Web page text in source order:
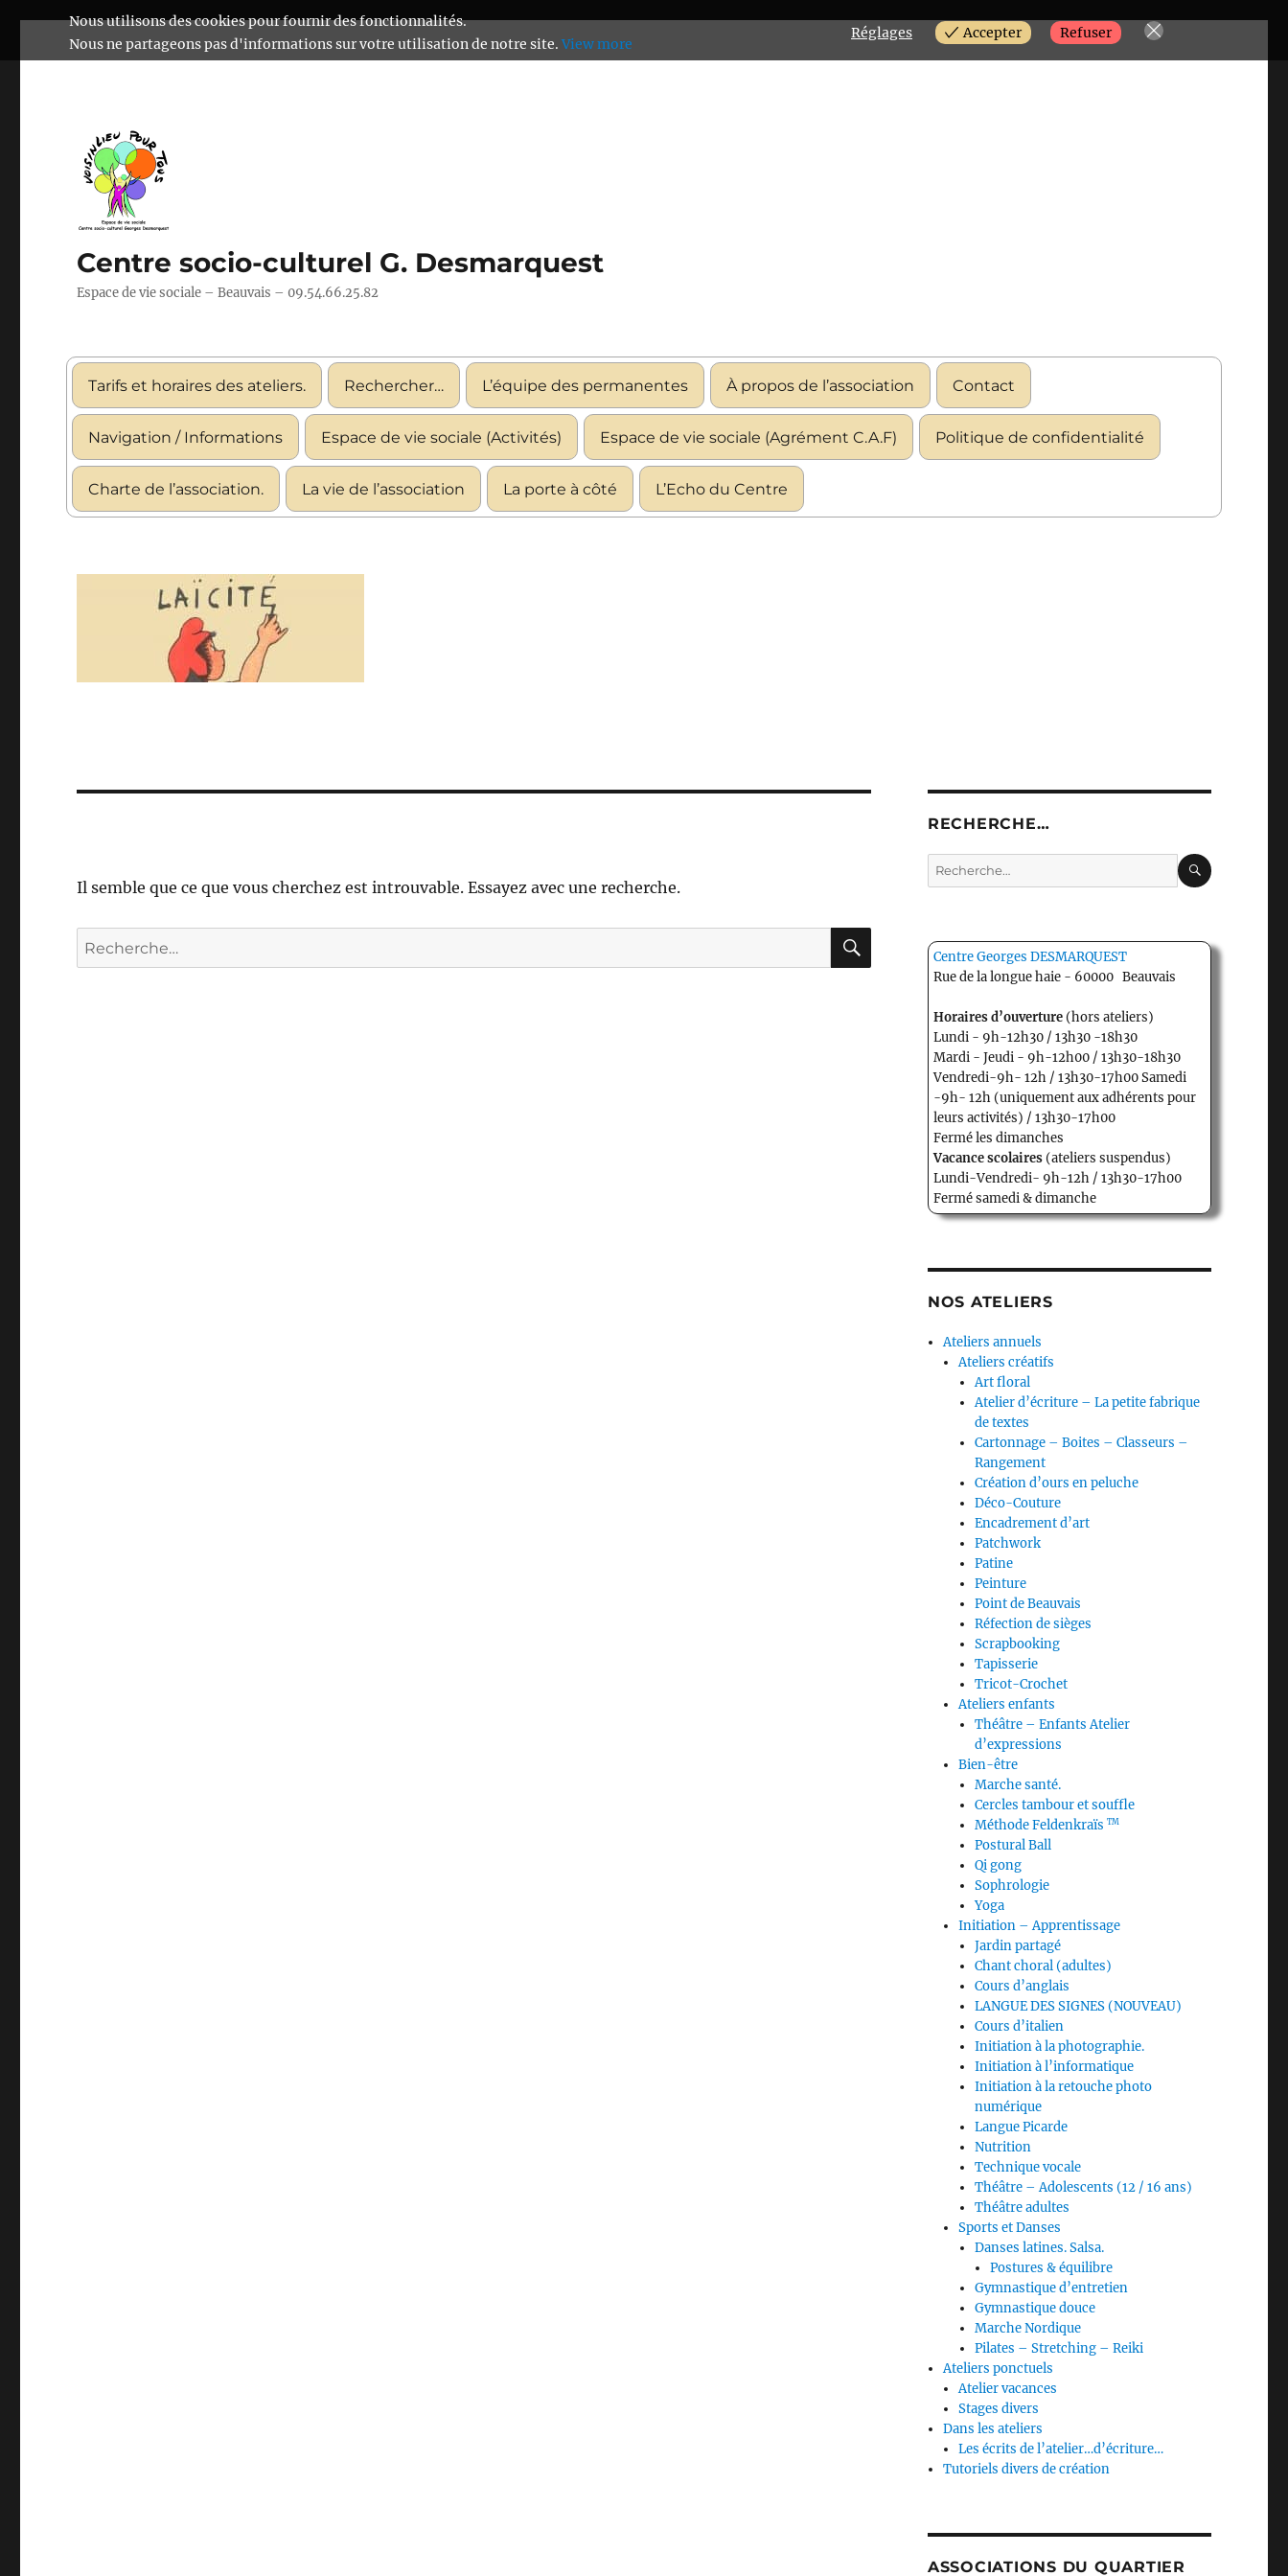
Centre socio-culturel G. Desmarquest
Espace de vie sociale – Beauvais – 09.54.66.25.82
Tarifs et horaires des ateliers. Rechercher… L’équipe des permanentes À propos de l’association Contact
Navigation / Informations Espace de vie sociale (Activités) Espace de vie sociale (Agrément C.A.F) Politique de confidentialité
Charte de l’association. La vie de l’association La porte à côté L’Echo du Centre
Il semble que ce que vous cherchez est introuvable. Essayez avec une recherche.
Recherche
pour :
RECHERCHE
RECHERCHE…
Recherche
pour :
Centre Georges DESMARQUEST
Rue de la longue haie - 60000 Beauvais
Horaires d’ouverture(hors ateliers)
Lundi - 9h-12h30 / 13h30 -18h30
Mardi - Jeudi - 9h-12h00 / 13h30-18h30
Vendredi-9h- 12h / 13h30-17h00 Samedi
-9h- 12h (uniquement aux adhérents pour
leurs activités) / 13h30-17h00
Fermé les dimanches
Vacance scolaires(ateliers suspendus)
Lundi-Vendredi- 9h-12h / 13h30-17h00
Fermé samedi & dimanche
NOS ATELIERS
Ateliers annuels
Ateliers créatifs
Art floral
Atelier d’écriture – La petite fabrique
de textes
Cartonnage – Boites – Classeurs –
Rangement
Création d’ours en peluche
Déco-Couture
Encadrement d’art
Patchwork
Patine
Peinture
Point de Beauvais
Réfection de sièges
Scrapbooking
Tapisserie
Tricot-Crochet
Ateliers enfants
Théâtre – Enfants Atelier
d’expressions
Bien-être
Marche santé.
Cercles tambour et souffle
Méthode Feldenkraïs TM
Postural Ball
Qi gong
Sophrologie
Yoga
Initiation – Apprentissage
Jardin partagé
Chant choral (adultes)
Cours d’anglais
LANGUE DES SIGNES (NOUVEAU)
Cours d’italien
Initiation à la photographie.
Initiation à l’informatique
Initiation à la retouche photo
numérique
Langue Picarde
Nutrition
Technique vocale
Théâtre – Adolescents (12 / 16 ans)
Théâtre adultes
Sports et Danses
Danses latines. Salsa.
Postures & équilibre
Gymnastique d’entretien
Gymnastique douce
Marche Nordique
Pilates – Stretching – Reiki
Ateliers ponctuels
Atelier vacances
Stages divers
Dans les ateliers
Les écrits de l’atelier…d’écriture…
Tutoriels divers de création
ASSOCIATIONS DU QUARTIER
Nous utilisons des cookies pour fournir des fonctionnalités.
Nous ne partageons pas d'informations sur votre utilisation de notre site. View more
Réglages Accepter Refuser